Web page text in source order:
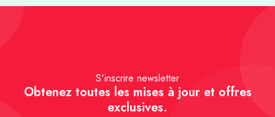
S'inscrire newsletter
Obtenez toutes les mises à jour et offres
exclusives.